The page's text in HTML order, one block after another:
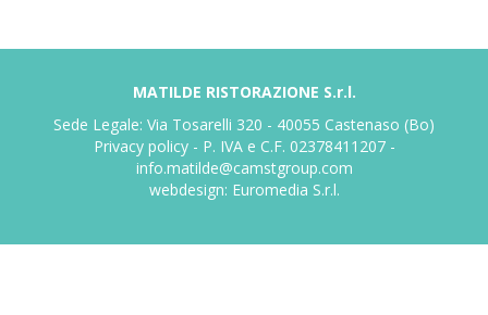
MATILDE RISTORAZIONE S.r.l.
Sede Legale: Via Tosarelli 320 - 40055 Castenaso (Bo)
Privacy policy- P. IVA e C.F. 02378411207 -
info.matilde@camstgroup.com
webdesign: Euromedia S.r.l.